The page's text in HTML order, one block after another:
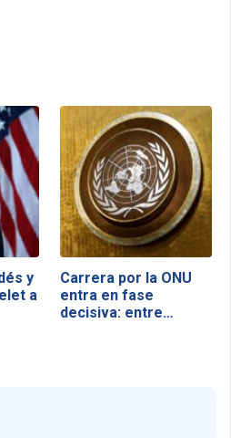
y
a
Carrera por la ONU
entra en fase
decisiva: entre…